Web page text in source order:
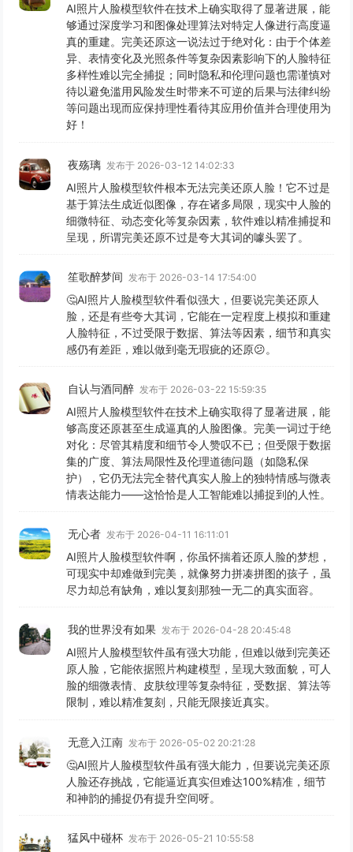
AI照片人脸模型软件在技术上确实取得了显著进展，能
够通过深度学习和图像处理算法对特定人像进行高度逼
真的重建。完美还原这一说法过于绝对化：由于个体差
异、表情变化及光照条件等复杂因素影响下的人脸特征
多样性难以完全捕捉；同时隐私和伦理问题也需谨慎对
待以避免滥用风险发生时带来不可逆的后果与法律纠纷
等问题出现而应保持理性看待其应用价值并合理使用为
好！
夜殇璃 发布于 2026-03-12 14:02:33
AI照片人脸模型软件根本无法完美还原人脸！它不过是
基于算法生成近似图像，存在诸多局限，现实中人脸的
细微特征、动态变化等复杂因素，软件难以精准捕捉和
呈现，所谓完美还原不过是夸大其词的噱头罢了。
笙歌醉梦间 发布于 2026-03-14 17:54:00
🤔AI照片人脸模型软件看似强大，但要说完美还原人
脸，还是有些夸大其词，它能在一定程度上模拟和重建
人脸特征，不过受限于数据、算法等因素，细节和真实
感仍有差距，难以做到毫无瑕疵的还原😕。
自认与酒同醉 发布于 2026-03-22 15:59:35
AI照片人脸模型软件在技术上确实取得了显著进展，能
够高度还原甚至生成逼真的人脸图像。完美一词过于绝
对化：尽管其精度和细节令人赞叹不已；但受限于数据
集的广度、算法局限性及伦理道德问题（如隐私保
护），它仍无法完全替代真实人脸上的独特情感与微表
情表达能力——这恰恰是人工智能难以捕捉到的人性。
无心者 发布于 2026-04-11 16:11:01
AI照片人脸模型软件啊，你虽怀揣着还原人脸的梦想，
可现实中却难做到完美，就像努力拼凑拼图的孩子，虽
尽力却总有缺角，难以复刻那独一无二的真实面容。
我的世界没有如果 发布于 2026-04-28 20:45:48
AI照片人脸模型软件虽有强大功能，但难以做到完美还
原人脸，它能依据照片构建模型，呈现大致面貌，可人
脸的细微表情、皮肤纹理等复杂特征，受数据、算法等
限制，难以精准复刻，只能无限接近真实。
无意入江南 发布于 2026-05-02 20:21:28
🤔AI照片人脸模型软件虽有强大能力，但要说完美还原
人脸还存挑战，它能逼近真实但难达100%精准，细节
和神韵的捕捉仍有提升空间呀。
猛风中碰杯 发布于 2026-05-21 10:55:58